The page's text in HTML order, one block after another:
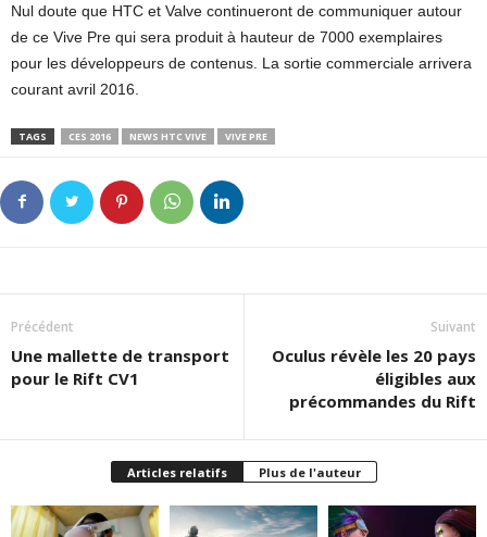
Nul doute que HTC et Valve continueront de communiquer autour
de ce Vive Pre qui sera produit à hauteur de 7000 exemplaires
pour les développeurs de contenus. La sortie commerciale arrivera
courant avril 2016.
TAGS CES 2016 NEWS HTC VIVE VIVE PRE
Précédent
Une mallette de transport
pour le Rift CV1
Suivant
Oculus révèle les 20 pays
éligibles aux
précommandes du Rift
Articles relatifs Plus de l'auteur